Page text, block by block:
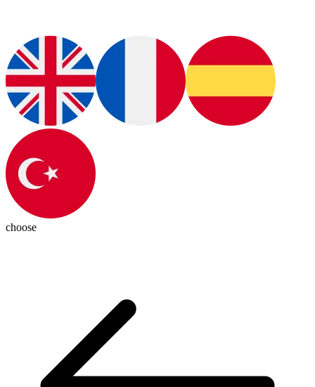
choose